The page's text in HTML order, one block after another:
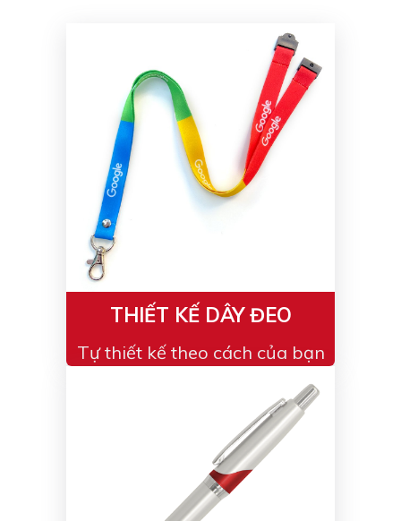
THIẾT KẾ DÂY ĐEO
Tự thiết kế theo cách của bạn